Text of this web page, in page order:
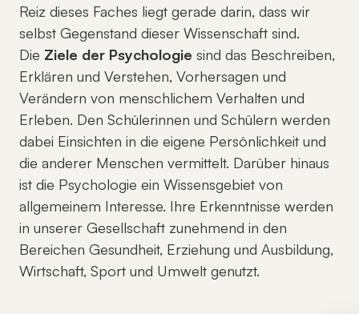
Reiz dieses Faches liegt gerade darin, dass wir
selbst Gegenstand dieser Wissenschaft sind.
Die Ziele der Psychologie sind das Beschreiben,
Erklären und Verstehen, Vorhersagen und
Verändern von menschlichem Verhalten und
Erleben. Den Schülerinnen und Schülern werden
dabei Einsichten in die eigene Persönlichkeit und
die anderer Menschen vermittelt. Darüber hinaus
ist die Psychologie ein Wissensgebiet von
allgemeinem Interesse. Ihre Erkenntnisse werden
in unserer Gesellschaft zunehmend in den
Bereichen Gesundheit, Erziehung und Ausbildung,
Wirtschaft, Sport und Umwelt genutzt.